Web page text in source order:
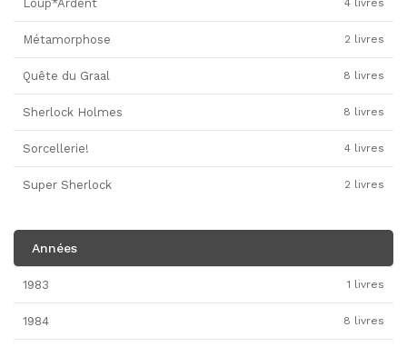
Loup*Ardent 4 livres
Métamorphose 2 livres
Quête du Graal 8 livres
Sherlock Holmes 8 livres
Sorcellerie! 4 livres
Super Sherlock 2 livres
Années
1983 1 livres
1984 8 livres